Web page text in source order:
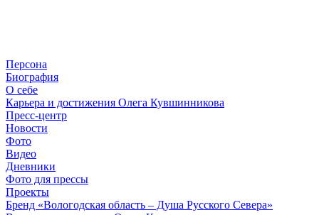
Персона
Биография
О себе
Карьера и достижения Олега Кувшинникова
Пресс-центр
Новости
Фото
Видео
Дневники
Фото для прессы
Проекты
Бренд «Вологодская область – Душа Русского Севера»